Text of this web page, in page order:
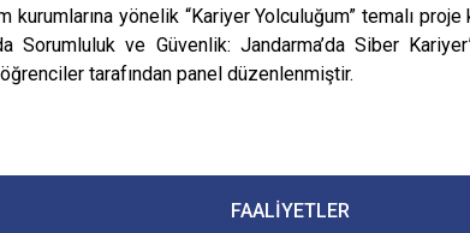
yönelik “Kariyer Yolculuğum” temalı
Sorumluluk ve Güvenlik: Jandarma’da Siber
tarafından panel düzenlenmiştir.
FAALİYETLER